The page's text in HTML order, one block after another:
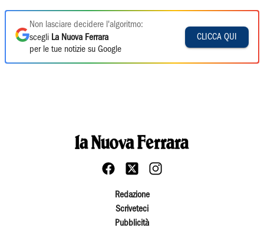
Non lasciare decidere l'algoritmo:
scegli La Nuova Ferrara
per le tue notizie su Google
CLICCA QUI
Redazione
Scriveteci
Pubblicità